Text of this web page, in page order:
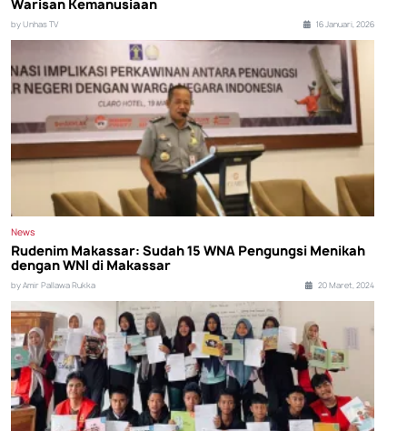
Warisan Kemanusiaan
by Unhas TV 16 Januari, 2026
News
Rudenim Makassar: Sudah 15 WNA Pengungsi Menikah
dengan WNI di Makassar
by Amir Pallawa Rukka 20 Maret, 2024